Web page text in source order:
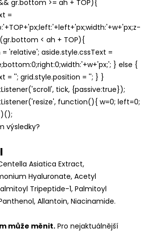
gr.bottom >= ah + TOP){
=
< ah + TOP){
'relative'; aside.style.cssText =
} else {
= ''; grid.style.position = ''; } }
tick, {passive:true});
function(){ w=0; left=0;
výsledky?
Asiatica Extract,
Hyaluronate, Acetyl
Tripeptide-1, Palmitoyl
Allantoin, Niacinamide.
může měnit.Pro nejaktuálnější